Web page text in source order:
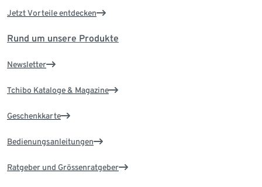
Jetzt Vorteile entdecken
Rund um unsere Produkte
Newsletter
Tchibo Kataloge & Magazine
Geschenkkarte
Bedienungsanleitungen
Ratgeber und Grössenratgeber